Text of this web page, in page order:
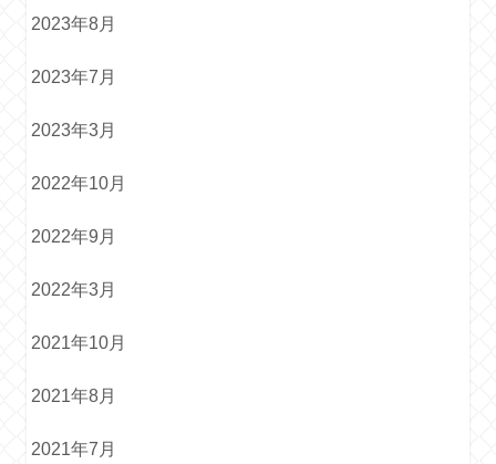
2023年8月
2023年7月
2023年3月
2022年10月
2022年9月
2022年3月
2021年10月
2021年8月
2021年7月